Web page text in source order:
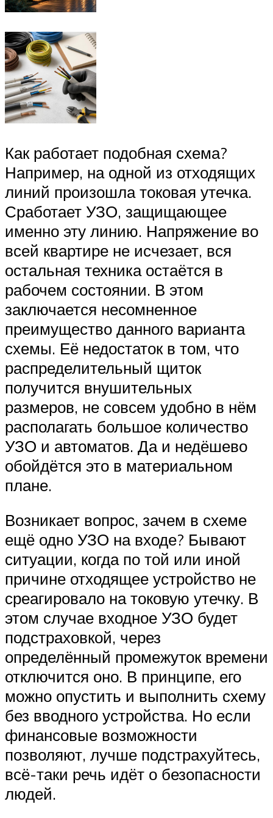
Как работает подобная схема?
Например, на одной из отходящих
линий произошла токовая утечка.
Сработает УЗО, защищающее
именно эту линию. Напряжение во
всей квартире не исчезает, вся
остальная техника остаётся в
рабочем состоянии. В этом
заключается несомненное
преимущество данного варианта
схемы. Её недостаток в том, что
распределительный щиток
получится внушительных
размеров, не совсем удобно в нём
располагать большое количество
УЗО и автоматов. Да и недёшево
обойдётся это в материальном
плане.
Возникает вопрос, зачем в схеме
ещё одно УЗО на входе? Бывают
ситуации, когда по той или иной
причине отходящее устройство не
среагировало на токовую утечку. В
этом случае входное УЗО будет
подстраховкой, через
определённый промежуток времени
отключится оно. В принципе, его
можно опустить и выполнить схему
без вводного устройства. Но если
финансовые возможности
позволяют, лучше подстрахуйтесь,
всё-таки речь идёт о безопасности
людей.